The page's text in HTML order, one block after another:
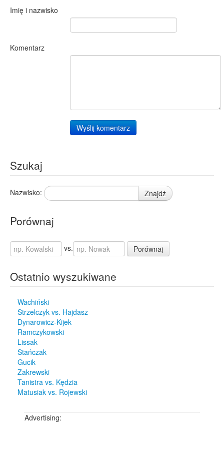
Imię i nazwisko
Komentarz
Wyślij komentarz
Szukaj
Nazwisko: Znajdź
Porównaj
vs. Porównaj
Ostatnio wyszukiwane
Wachiński
Strzelczyk vs. Hajdasz
Dynarowicz-Kijek
Ramczykowski
Lissak
Stańczak
Gucik
Zakrewski
Tanistra vs. Kędzia
Matusiak vs. Rojewski
Advertising: